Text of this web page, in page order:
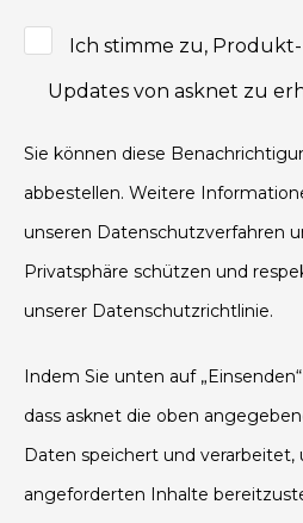
Ich stimme zu,
Updates von asknet zu
Sie können diese
abbestellen. Weitere
unseren Datenschutzverfahren
Privatsphäre schützen und
unserer Datenschutzrichtlinie.
Indem Sie unten auf
dass asknet die oben
Daten speichert und verarbeitet,
angeforderten Inhalte